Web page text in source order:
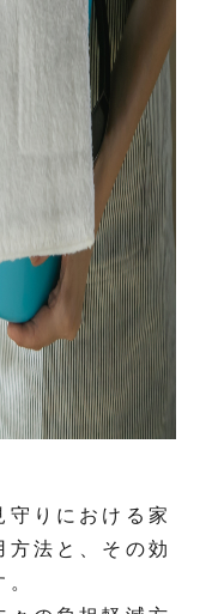
守りにおける家
方法と、その効